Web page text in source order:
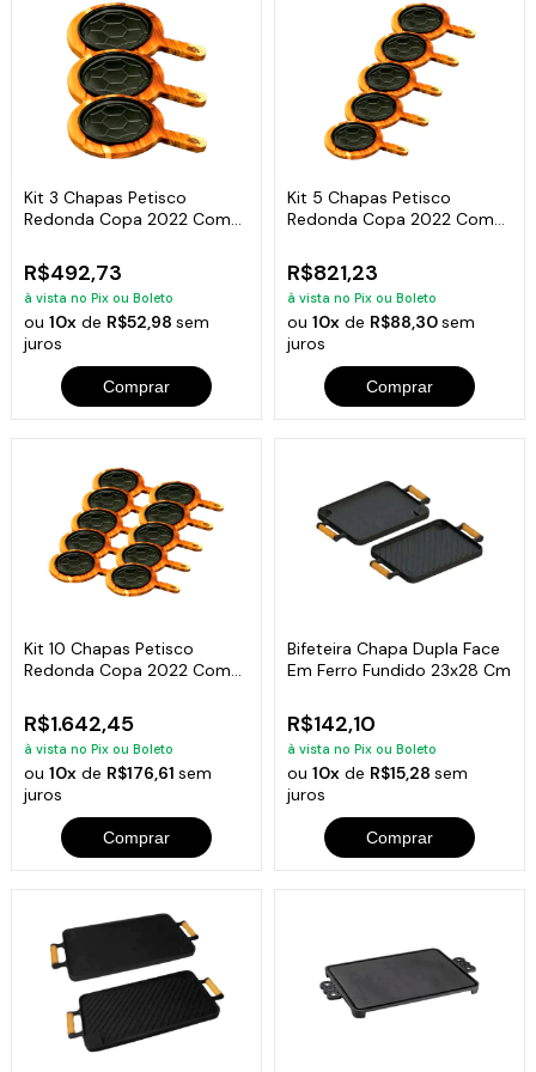
Kit 3 Chapas Petisco
Redonda Copa 2022 Com
R$492,73
à vista no Pix ou Boleto
ou10x de R$52,98sem
juros
Comprar
Kit 5 Chapas Petisco
Redonda Copa 2022 Com
R$821,23
à vista no Pix ou Boleto
ou 10xde R$88,30sem
juros
Comprar
Kit 10 Chapas Petisco
Redonda Copa 2022 Com
R$1.642,45
à vista no Pix ou Boleto
ou10x de R$176,61sem
juros
Comprar
Bifeteira Chapa Dupla Face
Em Ferro Fundido 23x28 Cm
R$142,10
à vista no Pix ou Boleto
ou 10xde R$15,28 sem
juros
Comprar